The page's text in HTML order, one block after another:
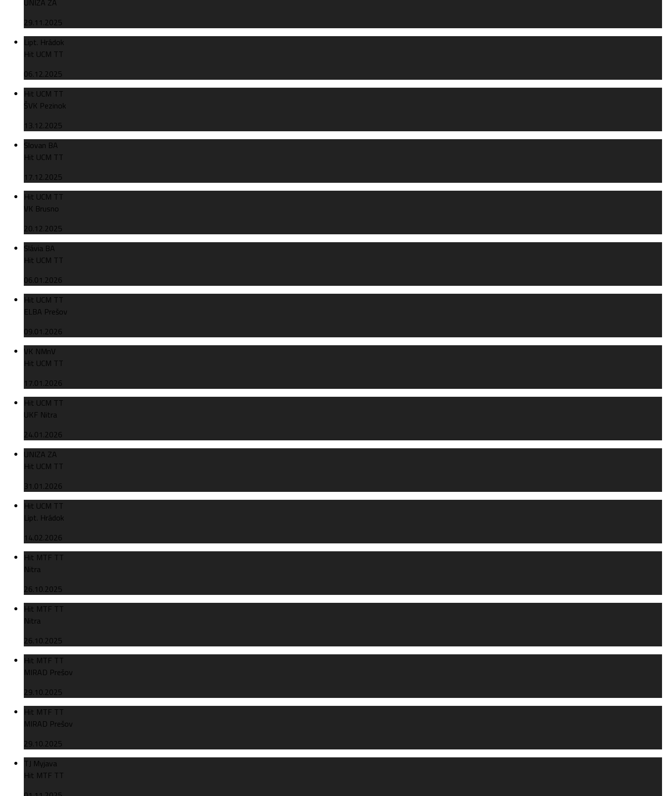
29.11.2025
Lipt. Hrádok
Hit UCM TT
06.12.2025
Hit UCM TT
ŠVK Pezinok
13.12.2025
Slovan BA
Hit UCM TT
17.12.2025
Hit UCM TT
VK Brusno
20.12.2025
Slávia BA
Hit UCM TT
06.01.2026
Hit UCM TT
ELBA Prešov
09.01.2026
VK NMnV
Hit UCM TT
17.01.2026
Hit UCM TT
UKF Nitra
24.01.2026
UNIZA ZA
Hit UCM TT
31.01.2026
Hit UCM TT
Lipt. Hrádok
14.02.2026
Hit MTF TT
Nitra
26.10.2025
Hit MTF TT
Nitra
26.10.2025
Hit MTF TT
MIRAD Prešov
29.10.2025
Hit MTF TT
MIRAD Prešov
29.10.2025
TJ Myjava
Hit MTF TT